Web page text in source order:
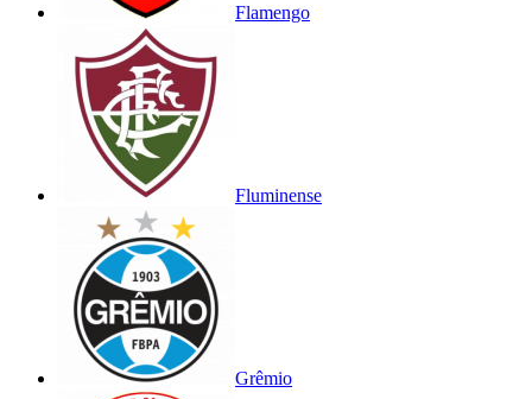
Flamengo
Fluminense
Grêmio